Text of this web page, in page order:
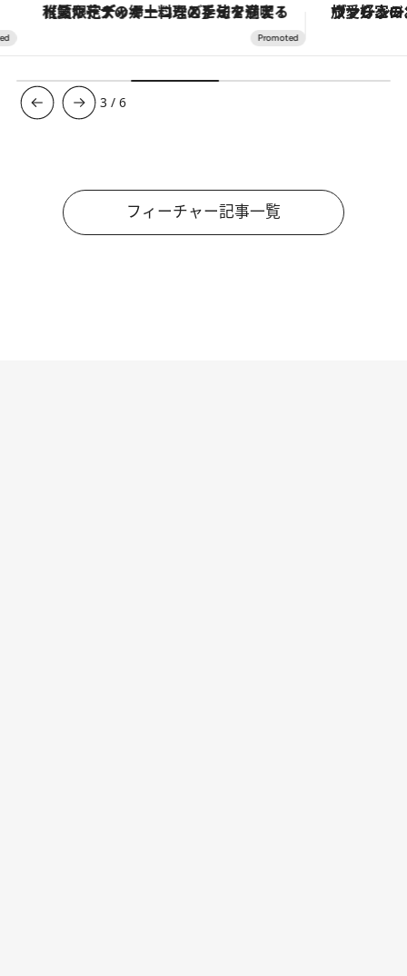
【夏限定ディナーコース】旬を迎える稚鮎や花ズッキーニなどをイタリア・トスカーナの郷土料理の手法で満喫！ ヴァシュロン・コンスタンタ
3 /6
フィーチャー記事一覧